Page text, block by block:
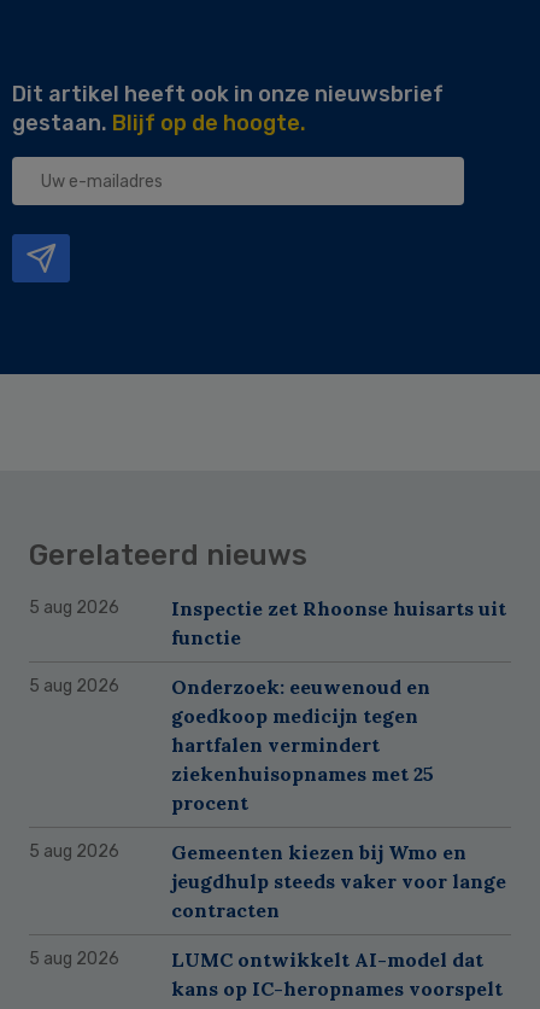
Dit artikel heeft ook in onze nieuwsbrief
gestaan. Blijf op de hoogte.
Uw
Gerelateerd nieuws
5 aug 2026
Inspectie zet Rhoonse huisarts uit
functie
5 aug 2026
Onderzoek: eeuwenoud en
goedkoop medicijn tegen
hartfalen vermindert
ziekenhuisopnames met 25
procent
5 aug 2026
Gemeenten kiezen bij Wmo en
jeugdhulp steeds vaker voor lange
contracten
5 aug 2026
LUMC ontwikkelt AI-model dat
kans op IC-heropnames voorspelt